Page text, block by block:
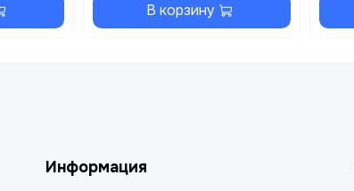
В корзину
Информация